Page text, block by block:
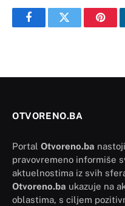
FacebookTwitter
OTVORENO.BA
Portal Otvoreno.ba
pravovremeno informiše
aktuelnostima iz svih
Otvoreno.ba ukazuje na
oblastima, s ciljem